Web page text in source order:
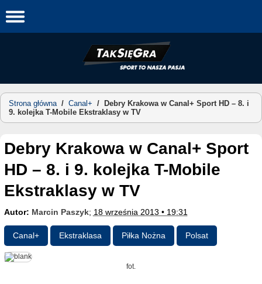
to
Strona główna/ Canal+ /
Debry Krakowa w Canal+ Sport HD – 8. i
9. kolejka T-Mobile Ekstraklasy w TV
Debry Krakowa w Canal+ Sport
HD – 8. i 9. kolejka T-Mobile
Ekstraklasy w TV
Autor: Marcin Paszyk; 18 września 2013 • 19:31
Canal+ Ekstraklasa Piłka Nożna Polsat
fot.